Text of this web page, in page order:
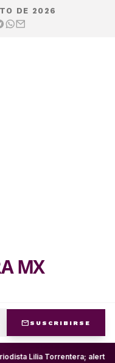
DE 2026
MX
mail SUSCRIBIRSE
Lilia Torrentera; alerta